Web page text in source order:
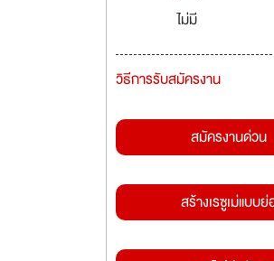
ไม่มี
วิธีการรับสมัครงาน
สมัครงานด่วน
สร้างเรซูเม่แบบย่